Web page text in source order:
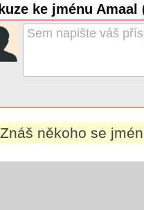
ke jménu Amaal
Znáš někoho se